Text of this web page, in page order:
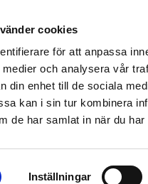
cookies
för att anpassa
och analysera vår
din enhet till de sociala
kan i sin tur kombinera
de har samlat in när du
Inställningar